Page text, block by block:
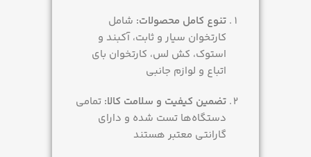
تنوع کامل محصولات: شامل
کارتخوان سیار و ثابت، آکبند و
استوک، کش لس، کارتخوان بای
اتباع و لوازم جانبی
تضمین کیفیت و سلامت کالا: تمامی
دستگاه‌ها تست شده و دارای
گارانتی معتبر هستند